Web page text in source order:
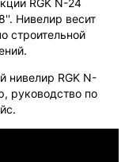
RGK N-24
Нивелир весит
строительной
нивелир RGK N-
руководство по